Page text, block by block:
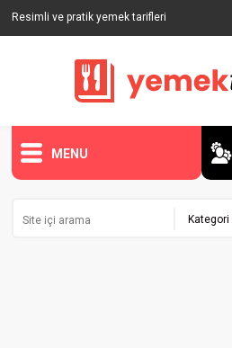
Resimli ve pratik yemek tarifleri
MENU